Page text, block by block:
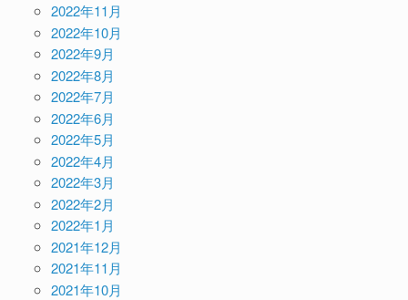
2022年11月
2022年10月
2022年9月
2022年8月
2022年7月
2022年6月
2022年5月
2022年4月
2022年3月
2022年2月
2022年1月
2021年12月
2021年11月
2021年10月